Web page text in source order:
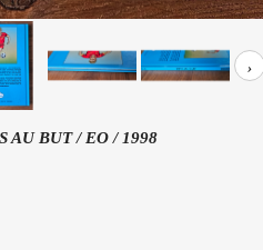
›
AU BUT / EO / 1998